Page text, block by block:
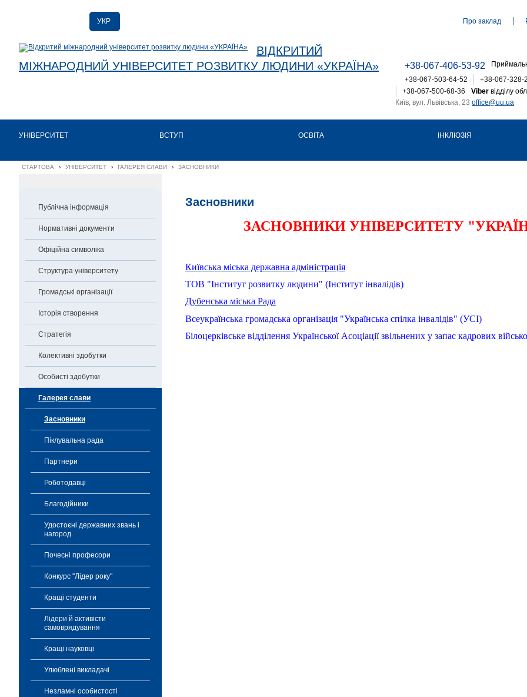
УКР
ENG
Про заклад
ВІДКРИТИЙ
МІЖНАРОДНИЙ УНІВЕРСИТЕТ РОЗВИТКУ ЛЮДИНИ «УКРАЇНА»
+38-067-406-53-92
+38-067-503-64-52
+38-067-328-
Viber відділу
+38-067-500-68-36
Київ, вул. Львівська, 23 office@uu.ua
УНІВЕРСИТЕТ ВСТУП ОСВІТА ІНКЛЮЗІЯ
СТАРТОВА › УНІВЕРСИТЕТ › ГАЛЕРЕЯ СЛАВИ › ЗАСНОВНИКИ
Публічна інформація
Нормативні документи
Офіційна символіка
Структура університету
Громадські організації
Історія створення
Стратегія
Колективні здобутки
Особисті здобутки
Галерея слави
Засновники
Піклувальна рада
Партнери
Роботодавці
Благодійники
Удостоєні державних звань і
нагород
Почесні професори
Конкурс "Лідер року"
Кращі студенти
Лідери й активісти
самоврядування
Кращі науковці
Улюблені викладачі
Незламні особистості
Засновники
ЗАСНОВНИКИ УНІВЕРСИТЕТУ
Київська міська державна адміністрація
ТОВ "Інститут розвитку людини" (Інститут інвалідів)
Дубенська міська Рада
Всеукраїнська громадська організація "Українська спілка інвалідів" (УСІ)
Білоцерківське відділення Української Асоціації звільнених у запас кадрових